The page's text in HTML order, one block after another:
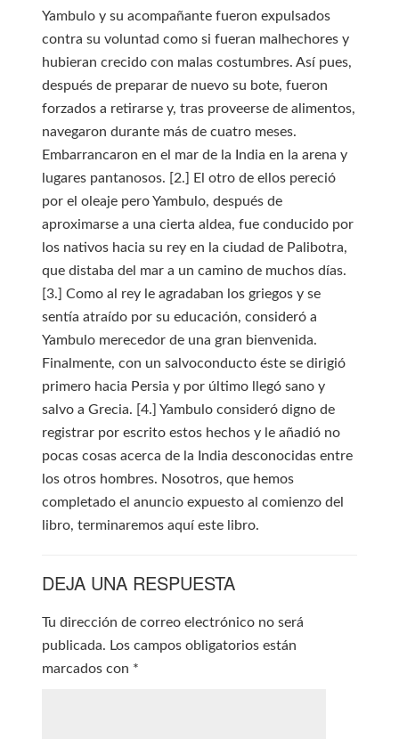
Yambulo y su acompañante fueron expulsados
contra su voluntad como si fueran malhechores y
hubieran crecido con malas costumbres. Así pues,
después de preparar de nuevo su bote, fueron
forzados a retirarse y, tras proveerse de alimentos,
navegaron durante más de cuatro meses.
Embarrancaron en el mar de la India en la arena y
lugares pantanosos. [2.] El otro de ellos pereció
por el oleaje pero Yambulo, después de
aproximarse a una cierta aldea, fue conducido por
los nativos hacia su rey en la ciudad de Palibotra,
que distaba del mar a un camino de muchos días.
[3.] Como al rey le agradaban los griegos y se
sentía atraído por su educación, consideró a
Yambulo merecedor de una gran bienvenida.
Finalmente, con un salvoconducto éste se dirigió
primero hacia Persia y por último llegó sano y
salvo a Grecia. [4.] Yambulo consideró digno de
registrar por escrito estos hechos y le añadió no
pocas cosas acerca de la India desconocidas entre
los otros hombres. Nosotros, que hemos
completado el anuncio expuesto al comienzo del
libro, terminaremos aquí este libro.
DEJA UNA RESPUESTA
Tu dirección de correo electrónico no será
publicada. Los campos obligatorios están
marcados con *